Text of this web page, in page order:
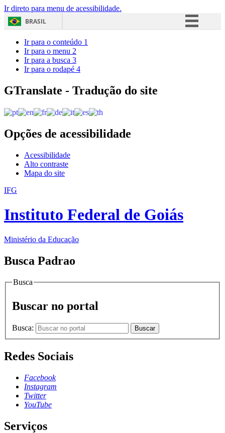
Ir direto para menu de acessibilidade.
BRASIL
Acesso à informação
Ir para o conteúdo 1
Ir para o menu 2
Ir para a busca 3
Ir para o rodapé 4
GTranslate - Tradução do site
Opções de acessibilidade
Acessibilidade
Alto contraste
Mapa do site
IFG
Instituto Federal de Goiás
Ministério da Educação
Busca Padrao
Busca
Buscar no portal
Busca: Buscar
Redes Sociais
Facebook
Instagram
Twitter
YouTube
Serviços